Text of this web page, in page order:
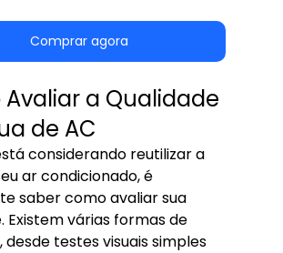
Comprar agora
a Qualidade
de AC
considerando reutilizar a
ar condicionado, é
saber como avaliar sua
Existem várias formas de
desde testes visuais simples